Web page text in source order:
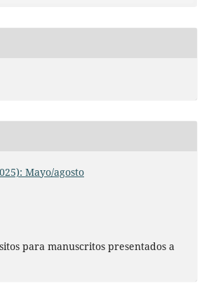
Mayo/agosto
para manuscritos presentados a